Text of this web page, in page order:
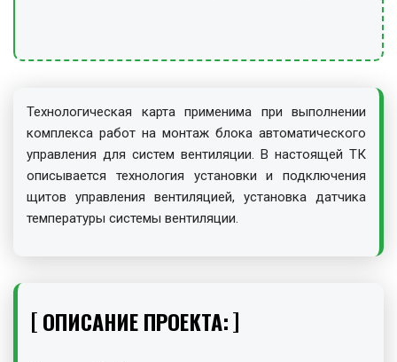
Технологическая карта применима при выполнении
комплекса работ на монтаж блока автоматического
управления для систем вентиляции. В настоящей ТК
описывается технология установки и подключения
щитов управления вентиляцией, установка датчика
температуры системы вентиляции.
ОПИСАНИЕ ПРОЕКТА: